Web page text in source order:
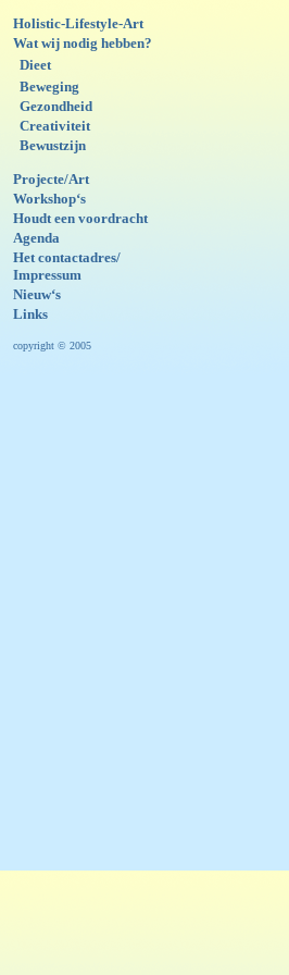
Holistic-Lifestyle-Art
Wat wij nodig hebben?
Dieet
Beweging
Gezondheid
Creativiteit
Bewustzijn
Projecte/Art
Workshop‘s
Houdt een voordracht
Agenda
Het contactadres/
Impressum
Nieuw‘s
Links
copyright © 2005